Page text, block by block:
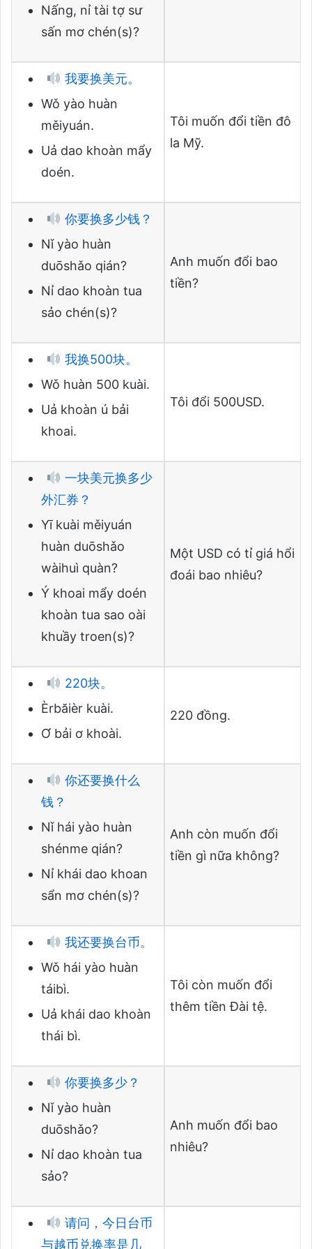
Nấng, nỉ tài tợ sư
sấn mơ chén(s)?
我要换美元。
Wǒ yào huàn
měiyuán.
Uả dao khoàn mẩy
doén.
Tôi muốn đổi tiền đô
la Mỹ.
你要换多少钱？
Nǐ yào huàn
duōshǎo qián?
Nỉ dao khoàn tua
sảo chén(s)?
Anh muốn đổi bao
tiền?
我换500块。
Wǒ huàn 500 kuài.
Uả khoàn ú bải
khoai.
Tôi đổi 500USD.
一块美元换多少
外汇券？
Yī kuài měiyuán
huàn duōshǎo
wàihuì quàn?
Ý khoai mẩy doén
khoàn tua sao oài
khuầy troen(s)?
Một USD có tỉ giá hổi
đoái bao nhiêu?
220块。
Èrbăièr kuài.
Ơ bải ơ khoài.
220 đồng.
你还要换什么
钱？
Nǐ hái yào huàn
shénme qián?
Nỉ khái dao khoan
sẩn mơ chén(s)?
Anh còn muốn đổi
tiền gì nữa không?
我还要换台币。
Wǒ hái yào huàn
táibì.
Uả khái dao khoàn
thái bì.
Tôi còn muốn đổi
thêm tiền Đài tệ.
你要换多少？
Nǐ yào huàn
duōshǎo?
Nỉ dao khoàn tua
sảo?
Anh muốn đổi bao
nhiêu?
请问，今日台币
与越币兑换率是几